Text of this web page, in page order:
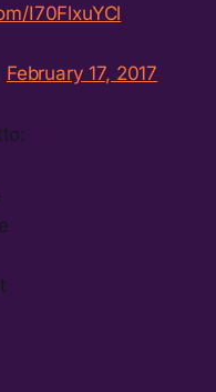
I70FlxuYCl
February 17, 2017